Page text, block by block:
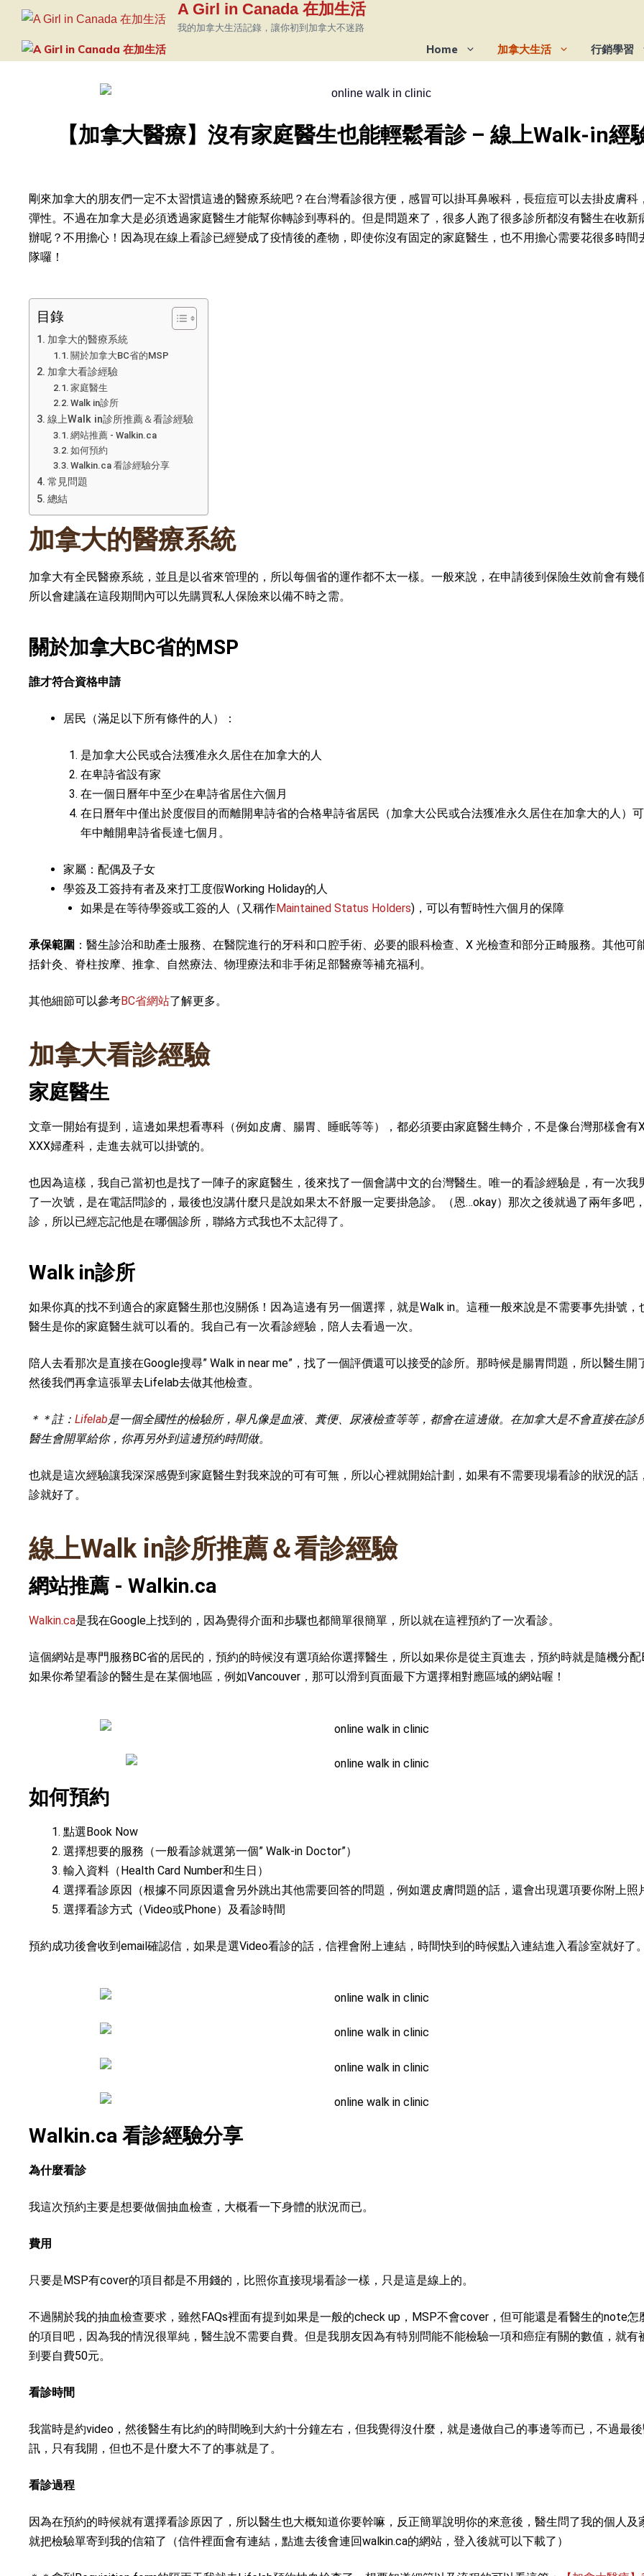
A Girl in Canada 在加生活
我的加拿大生活記錄，讓你初到加拿大不迷路
Home 加拿大生活 行銷學習
【加拿大醫療】沒有家庭醫生也能輕鬆看診 – 線上Walk-in經
剛來加拿大的朋友們一定不太習慣這邊的醫療系統吧？在台灣看診很方便，感冒可以掛耳鼻喉科，長痘痘可以去掛皮膚科
彈性。不過在加拿大是必須透過家庭醫生才能幫你轉診到專科的。但是問題來了，很多人跑了很多診所都沒有醫生在收新
辦呢？不用擔心！因為現在線上看診已經變成了疫情後的產物，即使你沒有固定的家庭醫生，也不用擔心需要花很多時間
隊囉！
目錄
加拿大的醫療系統
關於加拿大BC省的MSP
加拿大看診經驗
家庭醫生
Walk in診所
線上Walk in診所推薦＆看診經驗
網站推薦 - Walkin.ca
如何預約
Walkin.ca 看診經驗分享
常見問題
總結
加拿大的醫療系統
加拿大有全民醫療系統，並且是以省來管理的，所以每個省的運作都不太一樣。一般來說，在申請後到保險生效前會有幾
所以會建議在這段期間內可以先購買私人保險來以備不時之需。
關於加拿大BC省的MSP
誰才符合資格申請
居民（滿足以下所有條件的人）：
是加拿大公民或合法獲准永久居住在加拿大的人
在卑詩省設有家
在一個日曆年中至少在卑詩省居住六個月
在日曆年中僅出於度假目的而離開卑詩省的合格卑詩省居民（加拿大公民或合法獲准永久居住在加拿大的人）
年中離開卑詩省長達七個月。
家屬：配偶及子女
學簽及工簽持有者及來打工度假Working Holiday的人
如果是在等待學簽或工簽的人（又稱作Maintained Status Holders)，可以有暫時性六個月的保障
承保範圍 ：醫生診治和助產士服務、在醫院進行的牙科和口腔手術、必要的眼科檢查、X 光檢查和部分正畸服務。其他可
括針灸、脊柱按摩、推拿、自然療法、物理療法和非手術足部醫療等補充福利。
其他細節可以參考BC省網站了解更多。
加拿大看診經驗
家庭醫生
文章一開始有提到，這邊如果想看專科（例如皮膚、腸胃、睡眠等等），都必須要由家庭醫生轉介，不是像台灣那樣會有
XXX婦產科，走進去就可以掛號的。
也因為這樣，我自己當初也是找了一陣子的家庭醫生，後來找了一個會講中文的台灣醫生。唯一的看診經驗是，有一次我
了一次號，是在電話問診的，最後也沒講什麼只是說如果太不舒服一定要掛急診。（恩…okay）那次之後就過了兩年多吧
診，所以已經忘記他是在哪個診所，聯絡方式我也不太記得了。
Walk in診所
如果你真的找不到適合的家庭醫生那也沒關係！因為這邊有另一個選擇，就是Walk in。這種一般來說是不需要事先掛號，
醫生是你的家庭醫生就可以看的。我自己有一次看診經驗，陪人去看過一次。
陪人去看那次是直接在Google搜尋” Walk in near me”，找了一個評價還可以接受的診所。那時候是腸胃問題，所以醫生開
然後我們再拿這張單去Lifelab去做其他檢查。
＊＊註： Lifelab是一個全國性的檢驗所，舉凡像是血液、糞便、尿液檢查等等，都會在這邊做。在加拿大是不會直接在診
醫生會開單給你，你再另外到這邊預約時間做。
也就是這次經驗讓我深深感覺到家庭醫生對我來說的可有可無，所以心裡就開始計劃，如果有不需要現場看診的狀況的話
診就好了。
線上Walk in診所推薦＆看診經驗
網站推薦 - Walkin.ca
Walkin.ca是我在Google上找到的，因為覺得介面和步驟也都簡單很簡單，所以就在這裡預約了一次看診。
這個網站是專門服務BC省的居民的，預約的時候沒有選項給你選擇醫生，所以如果你是從主頁進去，預約時就是隨機分配
如果你希望看診的醫生是在某個地區，例如Vancouver，那可以滑到頁面最下方選擇相對應區域的網站喔！
如何預約
點選Book Now
選擇想要的服務（一般看診就選第一個” Walk-in Doctor”）
輸入資料（Health Card Number和生日）
選擇看診原因（根據不同原因還會另外跳出其他需要回答的問題，例如選皮膚問題的話，還會出現選項要你附上照
選擇看診方式（Video或Phone）及看診時間
預約成功後會收到email確認信，如果是選Video看診的話，信裡會附上連結，時間快到的時候點入連結進入看診室就好了。
Walkin.ca 看診經驗分享
為什麼看診
我這次預約主要是想要做個抽血檢查，大概看一下身體的狀況而已。
費用
只要是MSP有cover的項目都是不用錢的，比照你直接現場看診一樣，只是這是線上的。
不過關於我的抽血檢查要求，雖然FAQs裡面有提到如果是一般的check up，MSP不會cover，但可能還是看醫生的note怎
的項目吧，因為我的情況很單純，醫生說不需要自費。但是我朋友因為有特別問能不能檢驗一項和癌症有關的數值，就有
到要自費50元。
看診時間
我當時是約video，然後醫生有比約的時間晚到大約十分鐘左右，但我覺得沒什麼，就是邊做自己的事邊等而已，不過最
訊，只有我開，但也不是什麼大不了的事就是了。
看診過程
因為在預約的時候就有選擇看診原因了，所以醫生也大概知道你要幹嘛，反正簡單說明你的來意後，醫生問了我的個人及
就把檢驗單寄到我的信箱了（信件裡面會有連結，點進去後會連回walkin.ca的網站，登入後就可以下載了）